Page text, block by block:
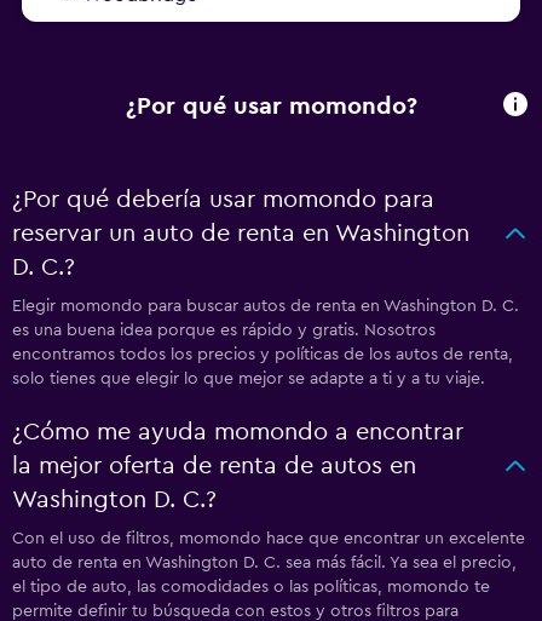
¿Por qué usar momondo?
¿Por qué debería usar momondo para
reservar un auto de renta en Washington
D. C.?
Elegir momondo para buscar autos de renta en Washington D. C.
es una buena idea porque es rápido y gratis. Nosotros
encontramos todos los precios y políticas de los autos de renta,
solo tienes que elegir lo que mejor se adapte a ti y a tu viaje.
¿Cómo me ayuda momondo a encontrar
la mejor oferta de renta de autos en
Washington D. C.?
Con el uso de filtros, momondo hace que encontrar un excelente
auto de renta en Washington D. C. sea más fácil. Ya sea el precio,
el tipo de auto, las comodidades o las políticas, momondo te
permite definir tu búsqueda con estos y otros filtros para